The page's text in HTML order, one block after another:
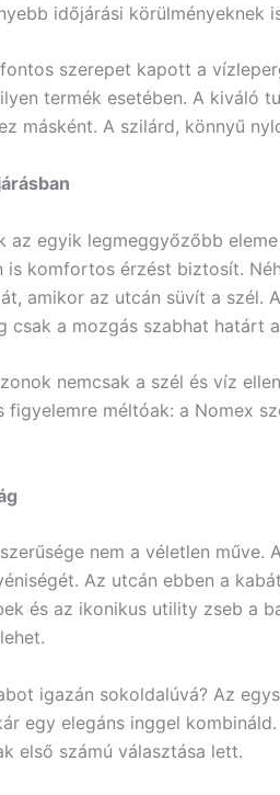
időjárási körülményeknek
szerepet kapott a
termék esetében. A kiváló
másként. A szilárd, könnyű
az egyik legmeggyőzőbb
is komfortos érzést biztosít.
amikor az utcán süvít a szél.
csak a mozgás szabhat határt
nemcsak a szél és víz
méltóak: a Nomex
nem a véletlen műve.
Az utcán ebben a
és az ikonikus utility zseb a
igazán sokoldalúvá? Az
egy elegáns inggel
első számú választása lett.